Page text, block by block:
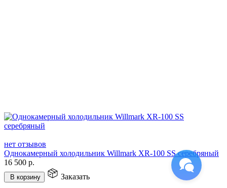
нет отзывов
Однокамерный холодильник Willmark XR-100 SS серебряный
16 500 р.
В корзину Заказать